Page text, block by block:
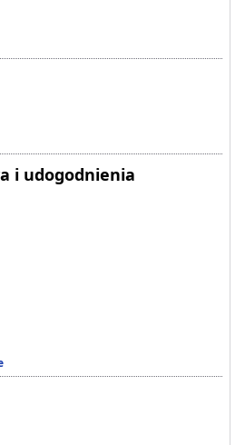
i udogodnienia